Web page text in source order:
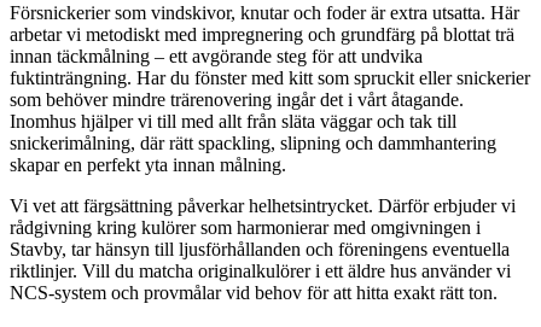
Försnickerier som vindskivor, knutar och foder är extra utsatta. Här
arbetar vi metodiskt med impregnering och grundfärg på blottat trä
innan täckmålning – ett avgörande steg för att undvika
fuktinträngning. Har du fönster med kitt som spruckit eller snickerier
som behöver mindre trärenovering ingår det i vårt åtagande.
Inomhus hjälper vi till med allt från släta väggar och tak till
snickerimålning, där rätt spackling, slipning och dammhantering
skapar en perfekt yta innan målning.
Vi vet att färgsättning påverkar helhetsintrycket. Därför erbjuder vi
rådgivning kring kulörer som harmonierar med omgivningen i
Stavby, tar hänsyn till ljusförhållanden och föreningens eventuella
riktlinjer. Vill du matcha originalkulörer i ett äldre hus använder vi
NCS-system och provmålar vid behov för att hitta exakt rätt ton.